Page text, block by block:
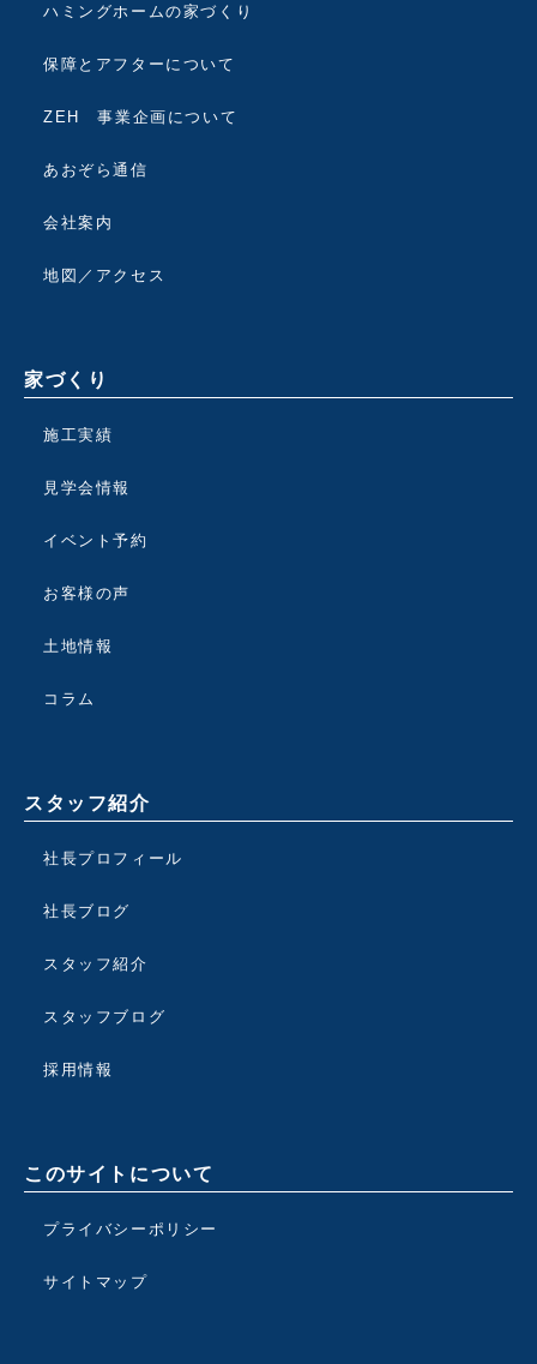
ハミングホームの家づくり
保障とアフターについて
ZEH 事業企画について
あおぞら通信
会社案内
地図／アクセス
家づくり
施工実績
見学会情報
イベント予約
お客様の声
土地情報
コラム
スタッフ紹介
社長プロフィール
社長ブログ
スタッフ紹介
スタッフブログ
採用情報
このサイトについて
プライバシーポリシー
サイトマップ